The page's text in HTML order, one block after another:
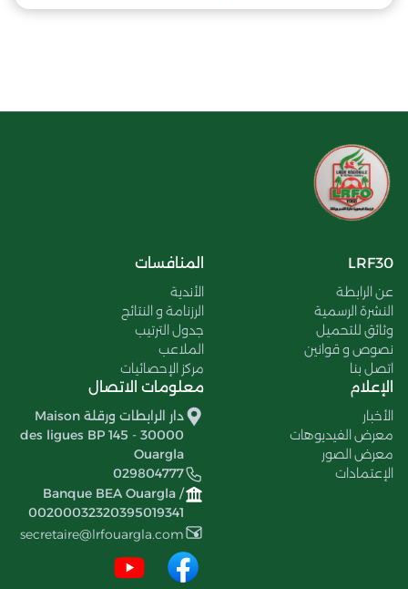
LRF30
عن الرابطة
النشرة الرسمية
وثائق للتحميل
نصوص و قوانين
اتصل بنا
المنافسات
الأندية
الرزنامة و النتائج
جدول الترتيب
الملاعب
مركز الإحصائيات
الإعلام
الأخبار
معرض الفيديوهات
معرض الصور
الإعتمادات
معلومات الاتصال
دار الرابطات ورقلة Maison
des ligues BP 145 - 30000
Ouargla
029804777
Banque BEA Ouargla /
00200032320395019341
secretaire@lrfouargla.com